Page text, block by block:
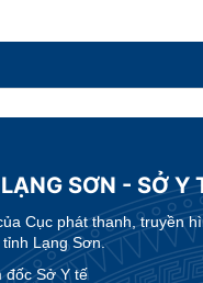
SƠN - SỞ Y
Cục phát thanh, truyền
Lạng Sơn.
đốc Sở Y tế